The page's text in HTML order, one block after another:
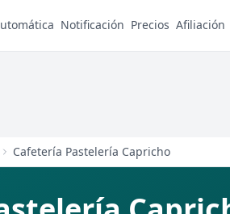
Notificación Precios Afiliación
Cafetería Pastelería Capricho